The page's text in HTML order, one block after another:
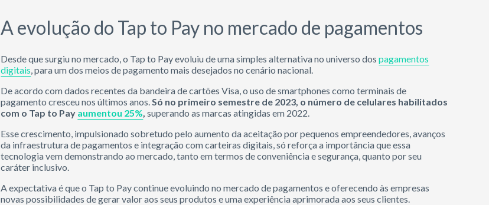
A evolução do Tap to Pay no mercado de pagamentos
Desde que surgiu no mercado, o Tap to Pay evoluiu de uma simples alternativa no universo dospagamentos
digitais, para um dos meios de pagamento mais desejados no cenário nacional.
De acordo com dados recentes da bandeira de cartões Visa, o uso de smartphones como terminais de
pagamento cresceu nos últimos anos.Só no primeiro semestre de 2023, o número de celulares habilitados
com o Tap to Pay aumentou 25%,superando as marcas atingidas em 2022.
Esse crescimento, impulsionado sobretudo pelo aumento da aceitação por pequenos empreendedores, avanços
da infraestrutura de pagamentos e integração com carteiras digitais, só reforça a importância que essa
tecnologia vem demonstrando ao mercado, tanto em termos de conveniência e segurança, quanto por seu
caráter inclusivo.
A expectativa é que o Tap to Pay continue evoluindo no mercado de pagamentos e oferecendo às empresas
novas possibilidades de gerar valor aos seus produtos e uma experiência aprimorada aos seus clientes.